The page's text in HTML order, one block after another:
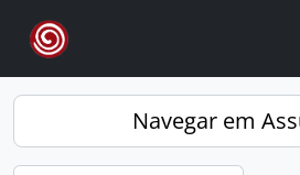
Skip to main content
Navegar em